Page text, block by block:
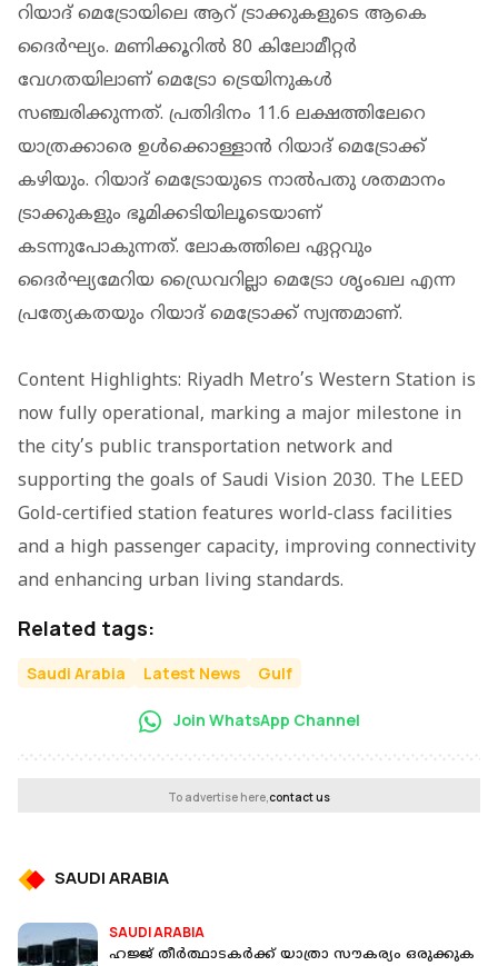
റിയാദ് മെട്രോയിലെ ആറ് ട്രാക്കുകളുടെ ആകെ
ദൈര്‍ഘ്യം. മണിക്കൂറില്‍ 80 കിലോമീറ്റര്‍
വേഗതയിലാണ് മെട്രോ ട്രെയിനുകള്‍
സഞ്ചരിക്കുന്നത്. പ്രതിദിനം 11.6 ലക്ഷത്തിലേറെ
യാത്രക്കാരെ ഉള്‍ക്കൊള്ളാന്‍ റിയാദ് മെട്രോക്ക്
കഴിയും. റിയാദ് മെട്രോയുടെ നാല്‍പതു ശതമാനം
ട്രാക്കുകളും ഭൂമിക്കടിയിലൂടെയാണ്
കടന്നുപോകുന്നത്. ലോകത്തിലെ ഏറ്റവും
ദൈര്‍ഘ്യമേറിയ ഡ്രൈവറില്ലാ മെട്രോ ശൃംഖല എന്ന
പ്രത്യേകതയും റിയാദ് മെട്രോക്ക് സ്വന്തമാണ്.
Content Highlights: Riyadh Metro’s Western Station is
now fully operational, marking a major milestone in
the city’s public transportation network and
supporting the goals of Saudi Vision 2030. The LEED
Gold-certified station features world-class facilities
and a high passenger capacity, improving connectivity
and enhancing urban living standards.
Related tags:
Saudi Arabia Latest News Gulf
Join WhatsApp Channel
To advertise here,contact us
SAUDI ARABIA
SAUDI ARABIA
ഹജ്ജ് തീർത്ഥാടകർക്ക് യാത്രാ സൗകര്യം ഒരുക്കുക